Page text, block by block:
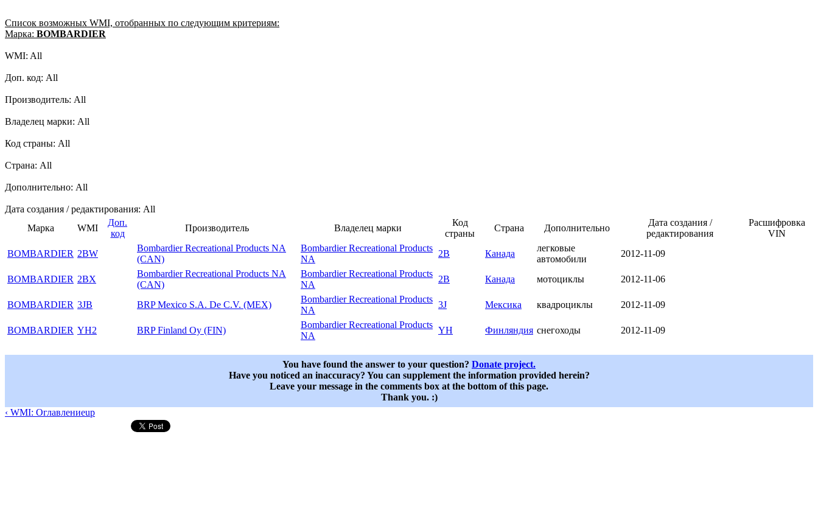
Список возможных WMI, отобранных по следующим критериям:
Марка: BOMBARDIER
WMI: All
Доп. код: All
Производитель: All
Владелец марки: All
Код страны: All
Страна: All
Дополнительно: All
Дата создания / редактирования: All
Марка
WMI
Доп.
код
Производитель Владелец марки
Код
страны
Страна Дополнительно
Дата создания /
редактирования
Расшифровка
VIN
BOMBARDIER 2BW
Bombardier Recreational Products NA
(CAN)
Bombardier Recreational Products
NA
2B Канада
легковые
автомобили
2012-11-09
BOMBARDIER 2BX
Bombardier Recreational Products NA
(CAN)
Bombardier Recreational Products
NA
2B Канада мотоциклы 2012-11-06
BOMBARDIER 3JB BRP Mexico S.A. De C.V. (MEX)
Bombardier Recreational Products
NA
3J Мексика квадроциклы 2012-11-09
BOMBARDIER YH2 BRP Finland Oy (FIN)
Bombardier Recreational Products
NA
YH Финляндия снегоходы 2012-11-09
You have found the answer to your question? Donate project.
Have you noticed an inaccuracy? You can supplement the information provided herein?
Leave your message in the comments box at the bottom of this page.
Thank you. :)
‹ WMI: Оглавлениеup